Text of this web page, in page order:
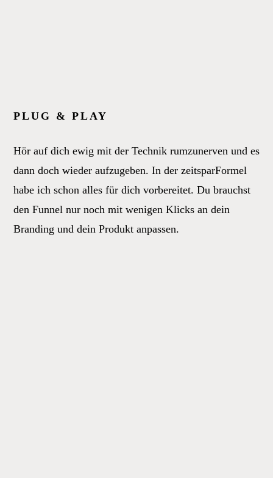
PLUG & PLAY
Hör auf dich ewig mit der Technik rumzunerven und es
dann doch wieder aufzugeben. In der zeitsparFormel
habe ich schon alles für dich vorbereitet. Du brauchst
den Funnel nur noch mit wenigen Klicks an dein
Branding und dein Produkt anpassen.